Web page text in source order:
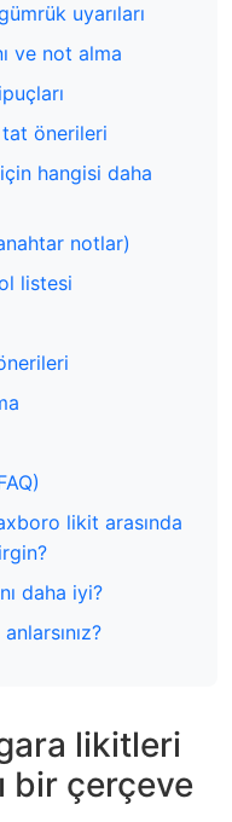
uyarıları
ve not alma
önerileri
hangisi daha
notlar)
listesi
likit arasında
daha iyi?
likitleri
bir çerçeve